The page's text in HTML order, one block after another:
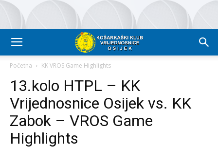
Početna KK VROS Game Highlights
13.kolo HTPL – KK
Vrijednosnice Osijek vs. KK
Zabok – VROS Game
Highlights